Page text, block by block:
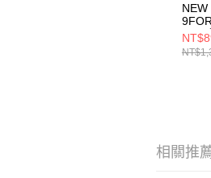
NEW
ERA
相關推